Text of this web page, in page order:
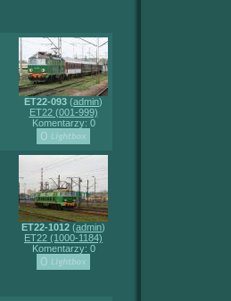
ET22-093 (admin)
ET22 (001-999)
Komentarzy: 0
ET22-1012 (admin)
ET22 (1000-1184)
Komentarzy: 0